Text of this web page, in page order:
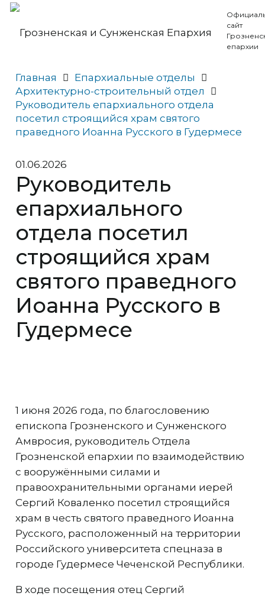
сайт
епархии
Главная
Епархиальные отделы
Архитектурно-строительный отдел
Руководитель епархиального отдела
посетил строящийся храм святого
праведного Иоанна Русского в Гудермесе
01.06.2026
Руководитель
епархиального
отдела посетил
строящийся храм
святого праведного
Иоанна Русского в
Гудермесе
1 июня 2026 года, по благословению
епископа Грозненского и Сунженского
Амвросия, руководитель Отдела
Грозненской епархии по взаимодействию
с вооружёнными силами и
правоохранительными органами иерей
Сергий Коваленко посетил строящийся
храм в честь святого праведного Иоанна
Русского, расположенный на территории
Российского университета спецназа в
городе Гудермесе Чеченской Республики.
В ходе посещения отец Сергий